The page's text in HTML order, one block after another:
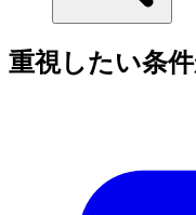
重視したい条